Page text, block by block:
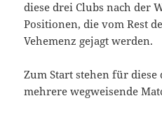
diese drei Clubs nach der
Positionen, die vom Rest
Vehemenz gejagt werden.
Zum Start stehen für
mehrere wegweisende